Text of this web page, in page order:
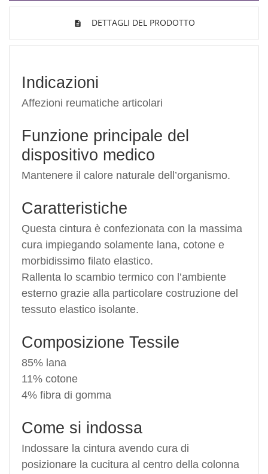
DETTAGLI DEL PRODOTTO
Indicazioni
Affezioni reumatiche articolari
Funzione principale del
dispositivo medico
Mantenere il calore naturale dell’organismo.
Caratteristiche
Questa cintura è confezionata con la massima
cura impiegando solamente lana, cotone e
morbidissimo filato elastico.
Rallenta lo scambio termico con l’ambiente
esterno grazie alla particolare costruzione del
tessuto elastico isolante.
Composizione Tessile
85% lana
11% cotone
4% fibra di gomma
Come si indossa
Indossare la cintura avendo cura di
posizionare la cucitura al centro della colonna